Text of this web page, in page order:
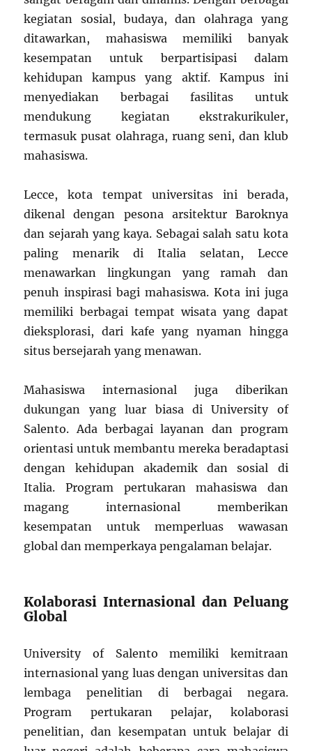
kegiatan sosial, budaya, dan olahraga yang
ditawarkan, mahasiswa memiliki banyak
kesempatan untuk berpartisipasi dalam
kehidupan kampus yang aktif. Kampus ini
menyediakan berbagai fasilitas untuk
mendukung kegiatan ekstrakurikuler,
termasuk pusat olahraga, ruang seni, dan klub
mahasiswa.
Lecce, kota tempat universitas ini berada,
dikenal dengan pesona arsitektur Baroknya
dan sejarah yang kaya. Sebagai salah satu kota
paling menarik di Italia selatan, Lecce
menawarkan lingkungan yang ramah dan
penuh inspirasi bagi mahasiswa. Kota ini juga
memiliki berbagai tempat wisata yang dapat
dieksplorasi, dari kafe yang nyaman hingga
situs bersejarah yang menawan.
Mahasiswa internasional juga diberikan
dukungan yang luar biasa di University of
Salento. Ada berbagai layanan dan program
orientasi untuk membantu mereka beradaptasi
dengan kehidupan akademik dan sosial di
Italia. Program pertukaran mahasiswa dan
magang internasional memberikan
kesempatan untuk memperluas wawasan
global dan memperkaya pengalaman belajar.
Kolaborasi Internasional dan Peluang
Global
University of Salento memiliki kemitraan
internasional yang luas dengan universitas dan
lembaga penelitian di berbagai negara.
Program pertukaran pelajar, kolaborasi
penelitian, dan kesempatan untuk belajar di